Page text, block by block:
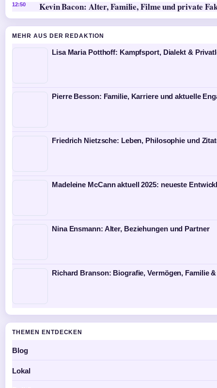
12:50 Kevin Bacon: Alter, Familie, Filme und private
MEHR AUS DER REDAKTION
Lisa Maria Potthoff: Kampfsport, Dialekt &
Pierre Besson: Familie, Karriere und aktuelle
Friedrich Nietzsche: Leben, Philosophie und
Madeleine McCann aktuell 2025: neueste
Nina Ensmann: Alter, Beziehungen und Partner
Richard Branson: Biografie, Vermögen, Familie
THEMEN ENTDECKEN
Blog
Lokal